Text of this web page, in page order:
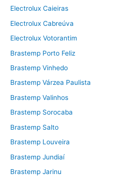
Electrolux Caieiras
Electrolux Cabreúva
Electrolux Votorantim
Brastemp Porto Feliz
Brastemp Vinhedo
Brastemp Várzea Paulista
Brastemp Valinhos
Brastemp Sorocaba
Brastemp Salto
Brastemp Louveira
Brastemp Jundiaí
Brastemp Jarinu